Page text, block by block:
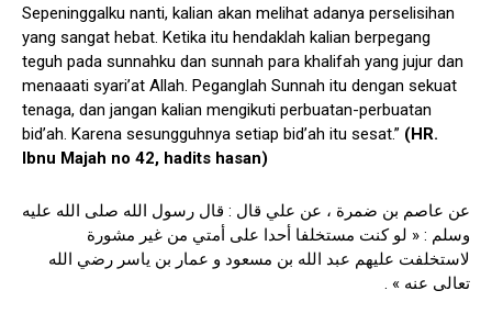
Sepeninggalku nanti, kalian akan melihat adanya perselisihan
yang sangat hebat. Ketika itu hendaklah kalian berpegang
teguh pada sunnahku dan sunnah para khalifah yang jujur dan
menaaati syari’at Allah. Peganglah Sunnah itu dengan sekuat
tenaga, dan jangan kalian mengikuti perbuatan-perbuatan
bid’ah. Karena sesungguhnya setiap bid’ah itu sesat.” (HR.
Ibnu Majah no 42, hadits hasan)
عن عاصم بن ضمرة ، عن علي قال : قال رسول الله صلى الله عليه
وسلم : « لو كنت مستخلفا أحدا على أمتي من غير مشورة
لاستخلفت عليهم عبد الله بن مسعود و عمار بن ياسر رضي الله
تعالى عنه » .